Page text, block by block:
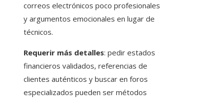
correos electrónicos poco profesionales
y argumentos emocionales en lugar de
técnicos.
Requerir más detalles: pedir estados
financieros validados, referencias de
clientes auténticos y buscar en foros
especializados pueden ser métodos